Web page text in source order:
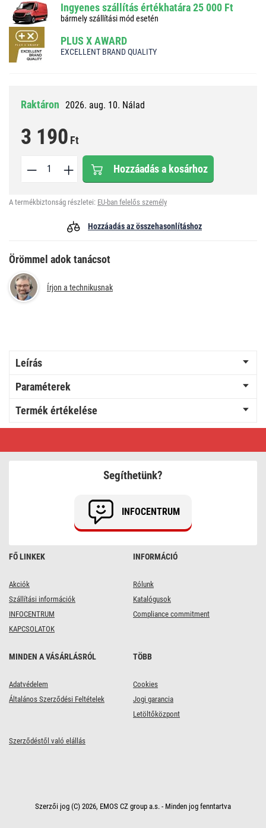
Ingyenes szállítás értékhatára 25 000 Ft
bármely szállítási mód esetén
PLUS X AWARD
EXCELLENT BRAND QUALITY
Raktáron 2026. aug. 10. Nálad
3 190 Ft
Hozzáadás a kosárhoz
A termékbiztonság részletei: EU-ban felelős személy
Hozzáadás az összehasonlításhoz
Örömmel adok tanácsot
Írjon a technikusnak
Leírás
Paraméterek
Termék értékelése
FŐ LINKEK
Akciók
Szállítási információk
INFOCENTRUM
KAPCSOLATOK
INFORMÁCIÓ
Rólunk
Katalógusok
Compliance commitment
MINDEN A VÁSÁRLÁSRÓL
Adatvédelem
Általános Szerződési Feltételek
TÖBB
Cookies
Jogi garancia
Letöltőközpont
Szerződéstől való elállás
Segíthetünk?
INFOCENTRUM
Szerzői jog (C) 2026, EMOS CZ group a.s. - Minden jog fenntartva